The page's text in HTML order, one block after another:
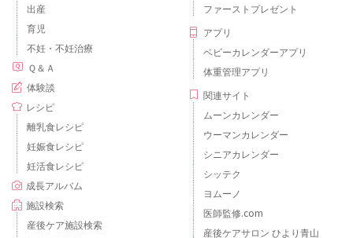
出産
育児
不妊・不妊治療
Ｑ＆Ａ
体験談
レシピ
離乳食レシピ
妊娠食レシピ
妊活食レシピ
成長アルバム
施設検索
産後ケア施設検索
ファーストプレゼント
アプリ
ベビーカレンダーアプリ
体重管理アプリ
関連サイト
ムーンカレンダー
ウーマンカレンダー
シニアカレンダー
シッテク
ヨムーノ
医師監修.com
産後ケアサロン ひより青山